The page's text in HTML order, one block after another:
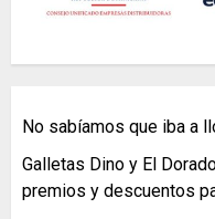
No sabíamos que iba a
Galletas Dino y El
premios y descuentos